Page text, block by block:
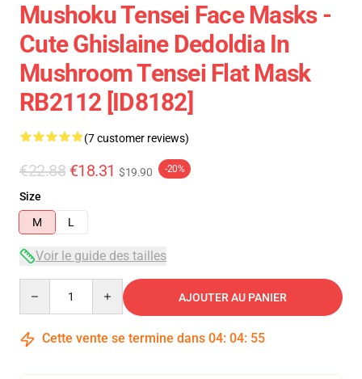
Mushoku Tensei Face Masks -
Cute Ghislaine Dedoldia In
Mushroom Tensei Flat Mask
RB2112 [ID8182]
(7 customer reviews)
€22.88 €18.31 $19.90 -20%
Size
M
L
Voir le guide des tailles
AJOUTER AU PANIER
Cette vente se termine dans 04: 04: 54